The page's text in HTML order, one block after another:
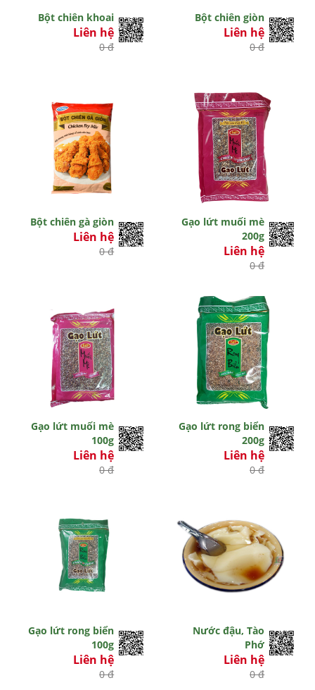
Bột chiên khoai
Liên hệ
0 đ
Bột chiên giòn
Liên hệ
0 đ
Bột chiên gà giòn
Liên hệ
0 đ
Gạo lứt muối mè
200g
Liên hệ
0 đ
Gạo lứt muối mè
100g
Liên hệ
0 đ
Gạo lứt rong biển
200g
Liên hệ
0 đ
Gạo lứt rong biển
100g
Liên hệ
0 đ
Nước đậu, Tào
Phớ
Liên hệ
0 đ